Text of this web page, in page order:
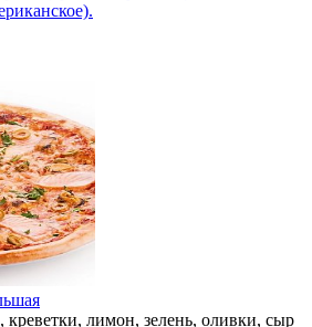
лимон, зелень, оливки, сыр